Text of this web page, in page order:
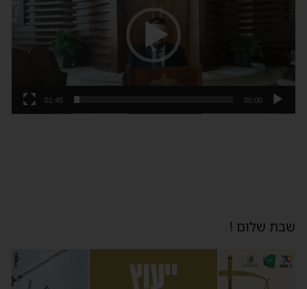
00:00
01:45
שבת שלום !